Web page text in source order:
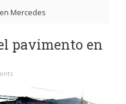
Mercedes
pavimento en